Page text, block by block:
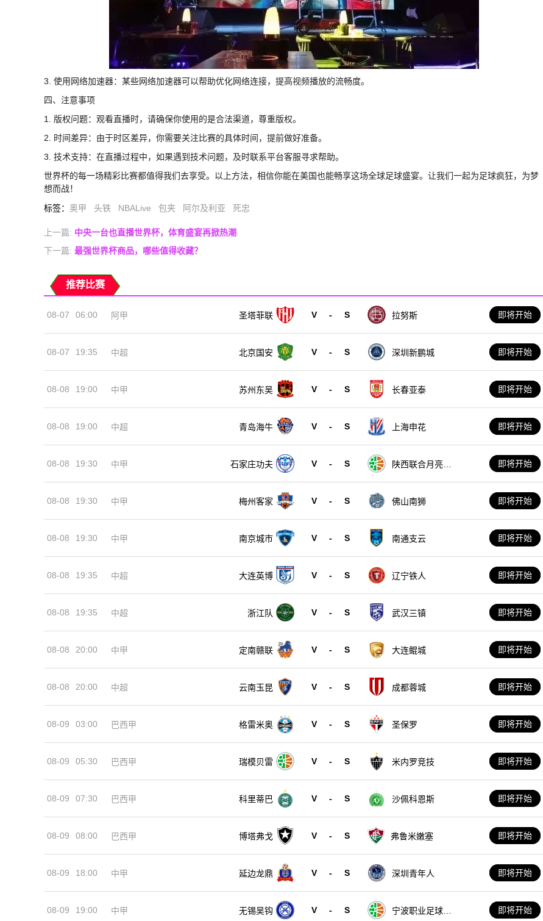
3. 使用网络加速器：某些网络加速器可以帮助优化网络连接，提高视频播放的流畅度。
四、注意事项
1. 版权问题：观看直播时，请确保你使用的是合法渠道，尊重版权。
2. 时间差异：由于时区差异，你需要关注比赛的具体时间，提前做好准备。
3. 技术支持：在直播过程中，如果遇到技术问题，及时联系平台客服寻求帮助。
世界杯的每一场精彩比赛都值得我们去享受。以上方法，相信你能在美国也能畅享这场全球足球盛宴。让我们一起为足球疯狂，为梦
想而战！
标签： 奥甲 头铁 NBALive 包夹 阿尔及利亚 死忠
上一篇: 中央一台也直播世界杯，体育盛宴再掀热潮
下一篇: 最强世界杯商品，哪些值得收藏？
推荐比赛
08-07 06:00 阿甲 圣塔菲联 V - S 拉努斯 即将开始
08-07 19:35 中超 北京国安 V - S 深圳新鹏城 即将开始
08-08 19:00 中甲 苏州东吴 V - S 长春亚泰 即将开始
08-08 19:00 中超 青岛海牛 V - S 上海申花 即将开始
08-08 19:30 中甲 石家庄功夫 V - S
陕西联合月亮泊
即将开始
08-08 19:30 中甲 梅州客家 V - S 佛山南狮 即将开始
08-08 19:30 中甲 南京城市 V - S 南通支云 即将开始
08-08 19:35 中超 大连英博 V - S 辽宁铁人 即将开始
08-08 19:35 中超 浙江队 V - S 武汉三镇 即将开始
08-08 20:00 中甲 定南赣联 V - S 大连鲲城 即将开始
08-08 20:00 中超 云南玉昆 V - S 成都蓉城 即将开始
08-09 03:00 巴西甲 格雷米奥 V - S 圣保罗 即将开始
08-09 05:30 巴西甲 瑞模贝雷 V - S 米内罗竞技 即将开始
08-09 07:30 巴西甲 科里蒂巴 V - S 沙佩科恩斯 即将开始
08-09 08:00 巴西甲 博塔弗戈 V - S 弗鲁米嫩塞 即将开始
08-09 18:00 中甲 延边龙鼎 V - S 深圳青年人 即将开始
08-09 19:00 中甲 无锡吴钩 V - S
宁波职业足球俱
即将开始